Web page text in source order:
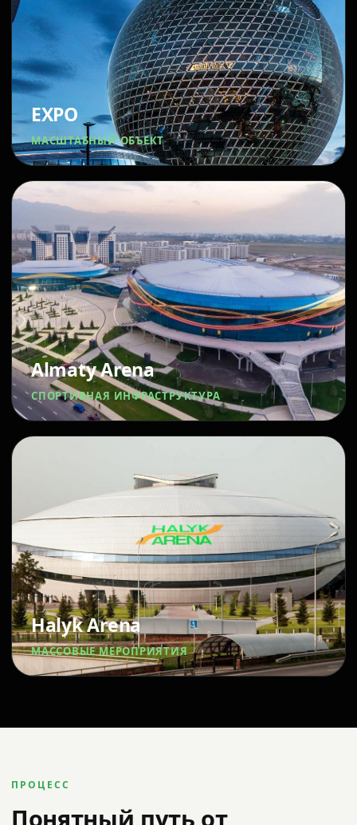
EXPO
МАСШТАБНЫЙ ОБЪЕКТ
Almaty Arena
СПОРТИВНАЯ ИНФРАСТРУКТУРА
Halyk Arena
МАССОВЫЕ МЕРОПРИЯТИЯ
ПРОЦЕСС
Понятный путь от